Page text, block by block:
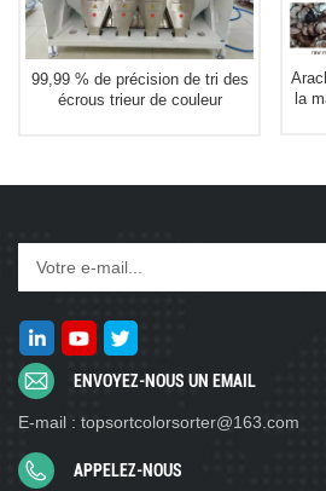
99,99 % de précision de tri des
écrous trieur de couleur
la
ENVOYEZ-NOUS UN EMAIL
E-mail : topsortcolorsorter@163.com
APPELEZ-NOUS